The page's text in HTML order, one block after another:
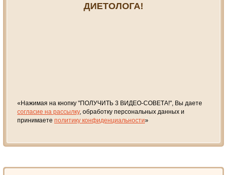
ДИЕТОЛОГА!
«Нажимая на кнопку "ПОЛУЧИТЬ 3 ВИДЕО-СОВЕТА!", Вы даете
согласие на рассылку, обработку персональных данных и
принимаете политику конфиденциальности»